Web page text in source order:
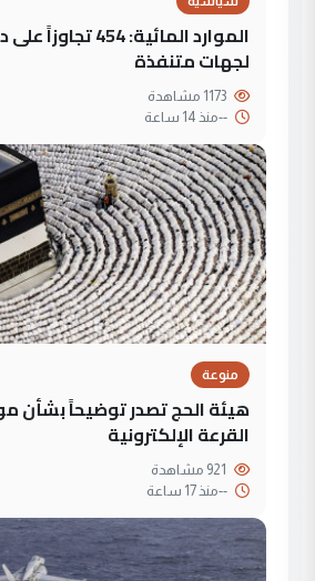
الموارد المائية: 454
لجهات متنفذة
--منذ 14 ساعة
منوعة
هيئة الحج تصدر توضيحاً بشأن
القرعة الإلكترونية
--منذ 17 ساعة